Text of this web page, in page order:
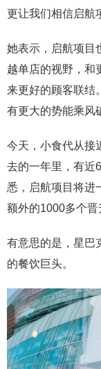
更让我们相信启航
她表示，启航项目
越单店的视野，和
来更好的顾客联结
有更大的势能乘风
今天，小食代从接
去的一年里，有近
悉，启航项目将进
额外的1000多个晋
有意思的是，星巴
的餐饮巨头。